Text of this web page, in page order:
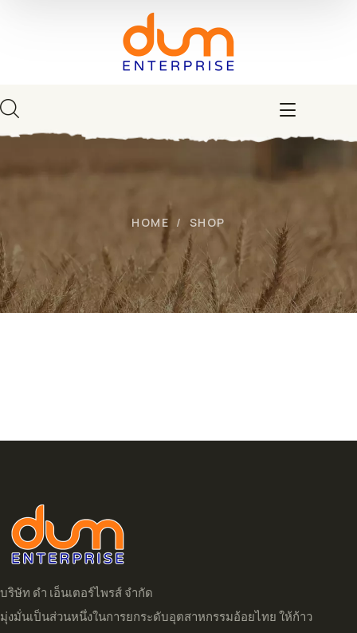
HOME SHOP
บริษัท ดำ เอ็นเตอร์ไพรส์ จำกัด
มุ่งมั่นเป็นส่วนหนึ่งในการยกระดับอุตสาหกรรมอ้อยไทย ให้ก้าว